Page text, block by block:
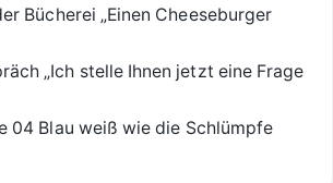
Bücherei „Einen Cheeseburger
„Ich stelle Ihnen jetzt eine Frage
04 Blau weiß wie die Schlümpfe